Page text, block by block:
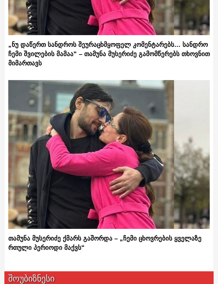
„ნუ დაწერთ სანდროს შეურაცხმყოფელ კომენტარებს… სანდრო
ჩემი შვილების მამაა“ – თამუნა მუსერიძე გამომწერებს თხოვნით
მიმართავს
თამუნა მუსერიძე ქმარს გაშორდა – „ჩემი ცხოვრების ყველაზე
რთული პერიოდი მაქვს“
შოუბიზნესი